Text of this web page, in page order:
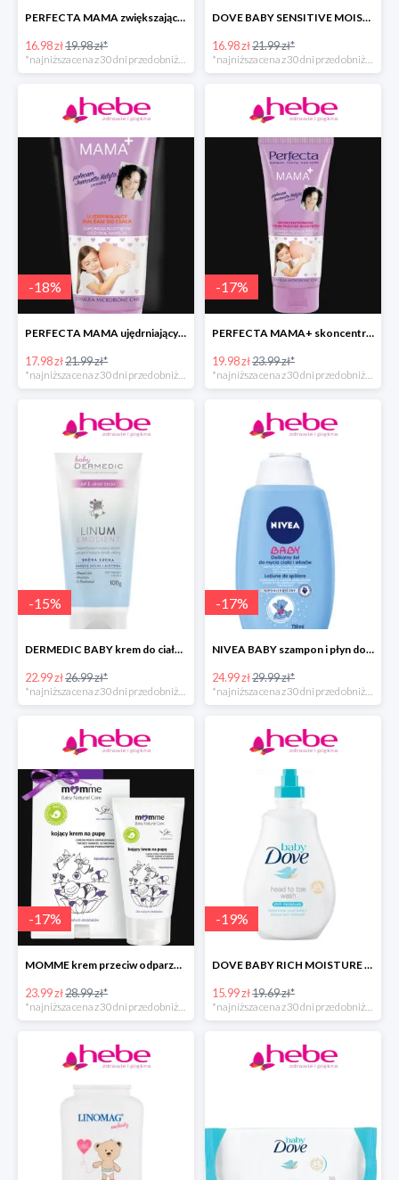
PERFECTA MAMA zwiększające elastyczność skóry masło do ciała
16.98 zł19.98 zł*
DOVE BABY SENSITIVE MOISTURE emulsja do mycia ciała i włosów
16.98 zł21.99 zł*
-18%
PERFECTA MAMA ujędrniający balsam do ciała
17.98 zł21.99 zł*
*najniższa cena z 30 dni przed obniżką
-17%
PERFECTA MAMA+ skoncentrowane serum przeciw rozstępom
19.98 zł23.99 zł*
*najniższa cena z 30 dni przed obniżką
-15%
DERMEDIC BABY krem do ciała dla dzieci
22.99 zł26.99 zł*
-17%
NIVEA BABY szampon i płyn do kąpieli dla dziecka
24.99 zł29.99 zł*
-17%
MOMME krem przeciw odparzeniom
23.99 zł28.99 zł*
-19%
DOVE BABY RICH MOISTURE emulsja do mycia ciała i włosów -40%
15.99 zł19.69 zł*